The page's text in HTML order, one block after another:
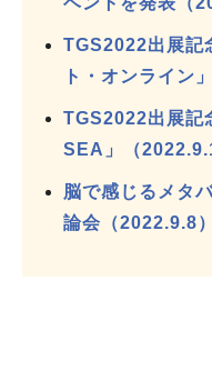
TGS2022出展記
ト・オンライン
TGS2022出展記
SEA」（
脳で感じるメタ
論会（2022.9.8）